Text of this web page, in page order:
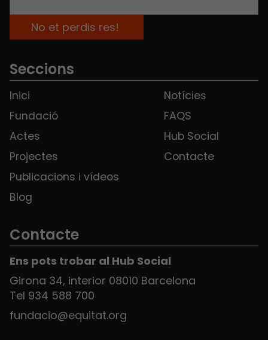
Seccions
Inici
Fundació
Actes
Projectes
Publicacions i vídeos
Blog
Notícies
FAQS
Hub Social
Contacte
Contacte
Ens pots trobar al Hub Social
Girona 34, interior 08010 Barcelona
Tel 934 588 700
fundacio@equitat.org